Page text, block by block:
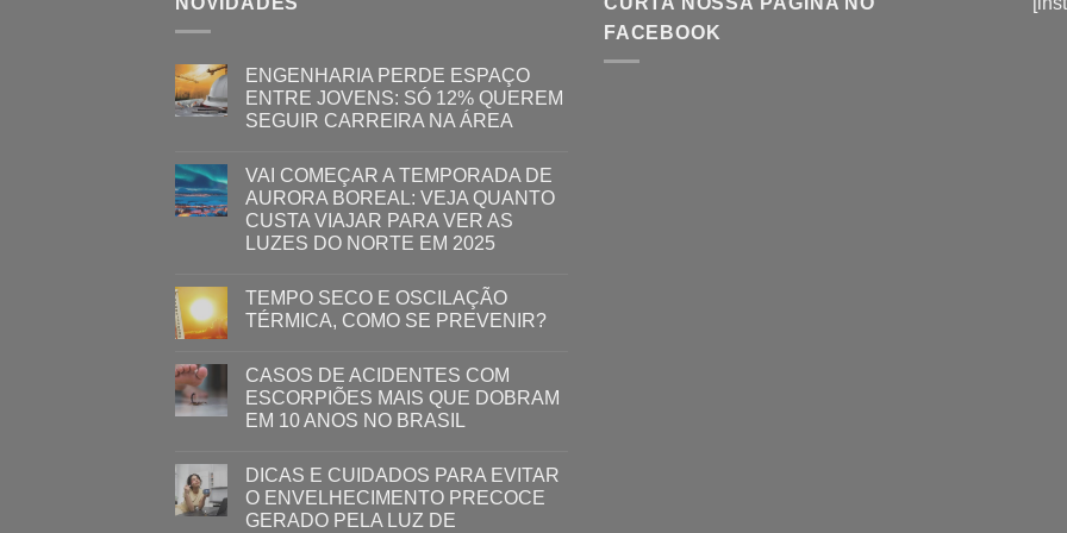
ENGENHARIA PERDE ESPAÇO
ENTRE JOVENS: SÓ 12% QUEREM
SEGUIR CARREIRA NA ÁREA
VAI COMEÇAR A TEMPORADA DE
AURORA BOREAL: VEJA QUANTO
CUSTA VIAJAR PARA VER AS
LUZES DO NORTE EM 2025
TEMPO SECO E OSCILAÇÃO
TÉRMICA, COMO SE PREVENIR?
CASOS DE ACIDENTES COM
ESCORPIÕES MAIS QUE DOBRAM
EM 10 ANOS NO BRASIL
DICAS E CUIDADOS PARA EVITAR
O ENVELHECIMENTO PRECOCE
GERADO PELA LUZ ​DE
FACEBOOK